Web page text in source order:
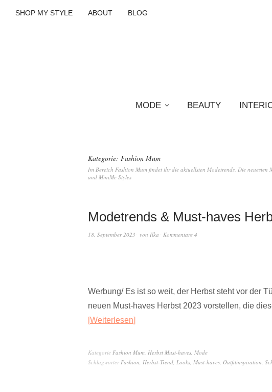
SHOP MY STYLE ABOUT
BLOG
MODE BEAUTY
Kategorie: Fashion Mum
Im Bereich Fashion Mum findet ihr die aktuellsten Modetrends. Die
und MiniMe Styles
Modetrends & Must-haves
18. September 2023 von Ilka Kommentare 4
Werbung/ Es ist so weit, der Herbst steht vor der
neuen Must-haves Herbst 2023 vorstellen, die
Weiterlesen
Kategorie Fashion Mum, Herbst Must-haves, Mode
SchlagwörterFashion, Herbst-Trend, Looks, Must-haves, Outfitinspiration,